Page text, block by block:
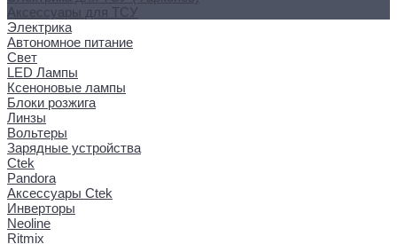
Аксессуары для ТСУ
Электрика
Автономное питание
Свет
LED Лампы
Ксеноновые лампы
Блоки розжига
Линзы
Вольтеры
Зарядные устройства
Ctek
Pandora
Аксессуары Ctek
Инверторы
Neoline
Ritmix